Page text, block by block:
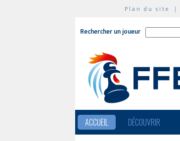
Plan du site |
Rechercher un joueur
ACCUEIL DÉCOUVRIR